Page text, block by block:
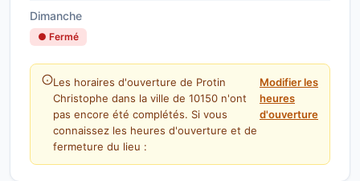
Dimanche
● Fermé
Les horaires d'ouverture de Protin
Christophe dans la ville de 10150 n'ont
pas encore été complétés. Si vous
connaissez les heures d'ouverture et de
fermeture du lieu :
Modifier les
heures
d'ouverture